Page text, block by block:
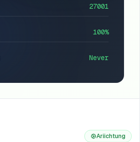
27001
100%
Never
Ariichtung